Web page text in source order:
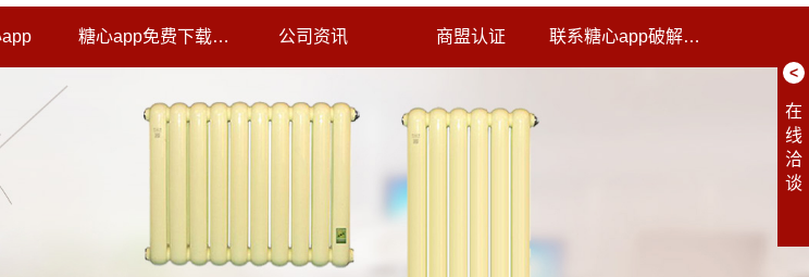
糖心app免费下载动态 公司资讯 商盟认证 联系糖心app破解版下载
<
在
线
洽
谈